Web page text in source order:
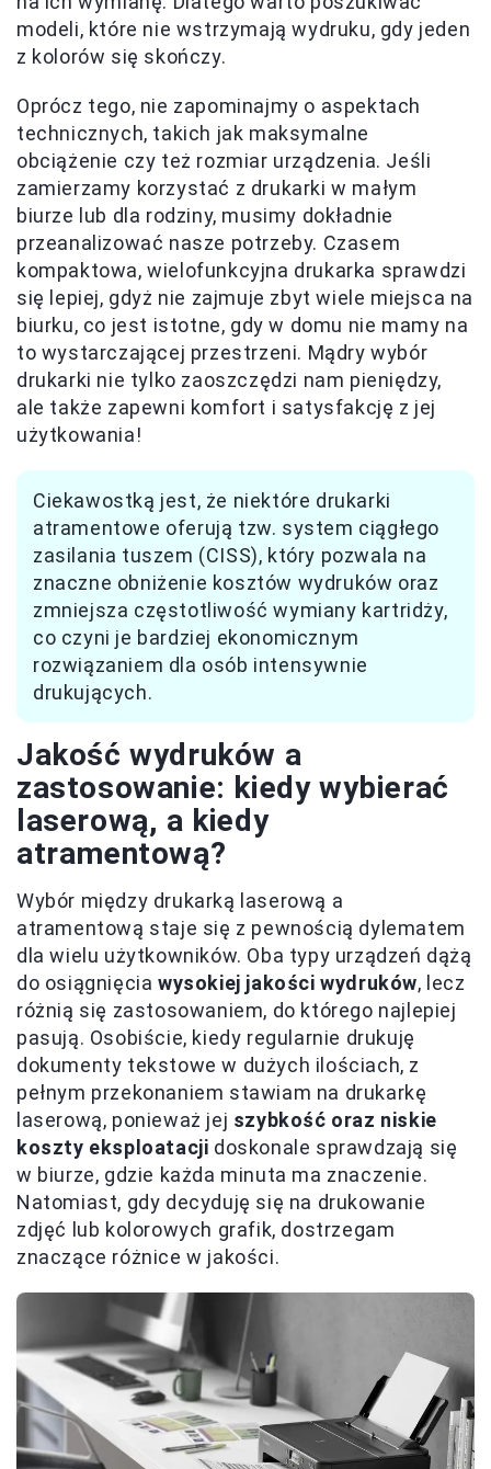
modeli, które nie wstrzymają wydruku, gdy jeden
z kolorów się skończy.
Oprócz tego, nie zapominajmy o aspektach
technicznych, takich jak maksymalne
obciążenie czy też rozmiar urządzenia. Jeśli
zamierzamy korzystać z drukarki w małym
biurze lub dla rodziny, musimy dokładnie
przeanalizować nasze potrzeby. Czasem
kompaktowa, wielofunkcyjna drukarka sprawdzi
się lepiej, gdyż nie zajmuje zbyt wiele miejsca na
biurku, co jest istotne, gdy w domu nie mamy na
to wystarczającej przestrzeni. Mądry wybór
drukarki nie tylko zaoszczędzi nam pieniędzy,
ale także zapewni komfort i satysfakcję z jej
użytkowania!
Ciekawostką jest, że niektóre drukarki
atramentowe oferują tzw. system ciągłego
zasilania tuszem (CISS), który pozwala na
znaczne obniżenie kosztów wydruków oraz
zmniejsza częstotliwość wymiany kartridży,
co czyni je bardziej ekonomicznym
rozwiązaniem dla osób intensywnie
drukujących.
Jakość wydruków a
zastosowanie: kiedy wybierać
laserową, a kiedy
atramentową?
Wybór między drukarką laserową a
atramentową staje się z pewnością dylematem
dla wielu użytkowników. Oba typy urządzeń dążą
do osiągnięcia wysokiej jakości wydruków, lecz
różnią się zastosowaniem, do którego najlepiej
pasują. Osobiście, kiedy regularnie drukuję
dokumenty tekstowe w dużych ilościach, z
pełnym przekonaniem stawiam na drukarkę
laserową, ponieważ jej szybkość oraz niskie
koszty eksploatacji doskonale sprawdzają się
w biurze, gdzie każda minuta ma znaczenie.
Natomiast, gdy decyduję się na drukowanie
zdjęć lub kolorowych grafik, dostrzegam
znaczące różnice w jakości.